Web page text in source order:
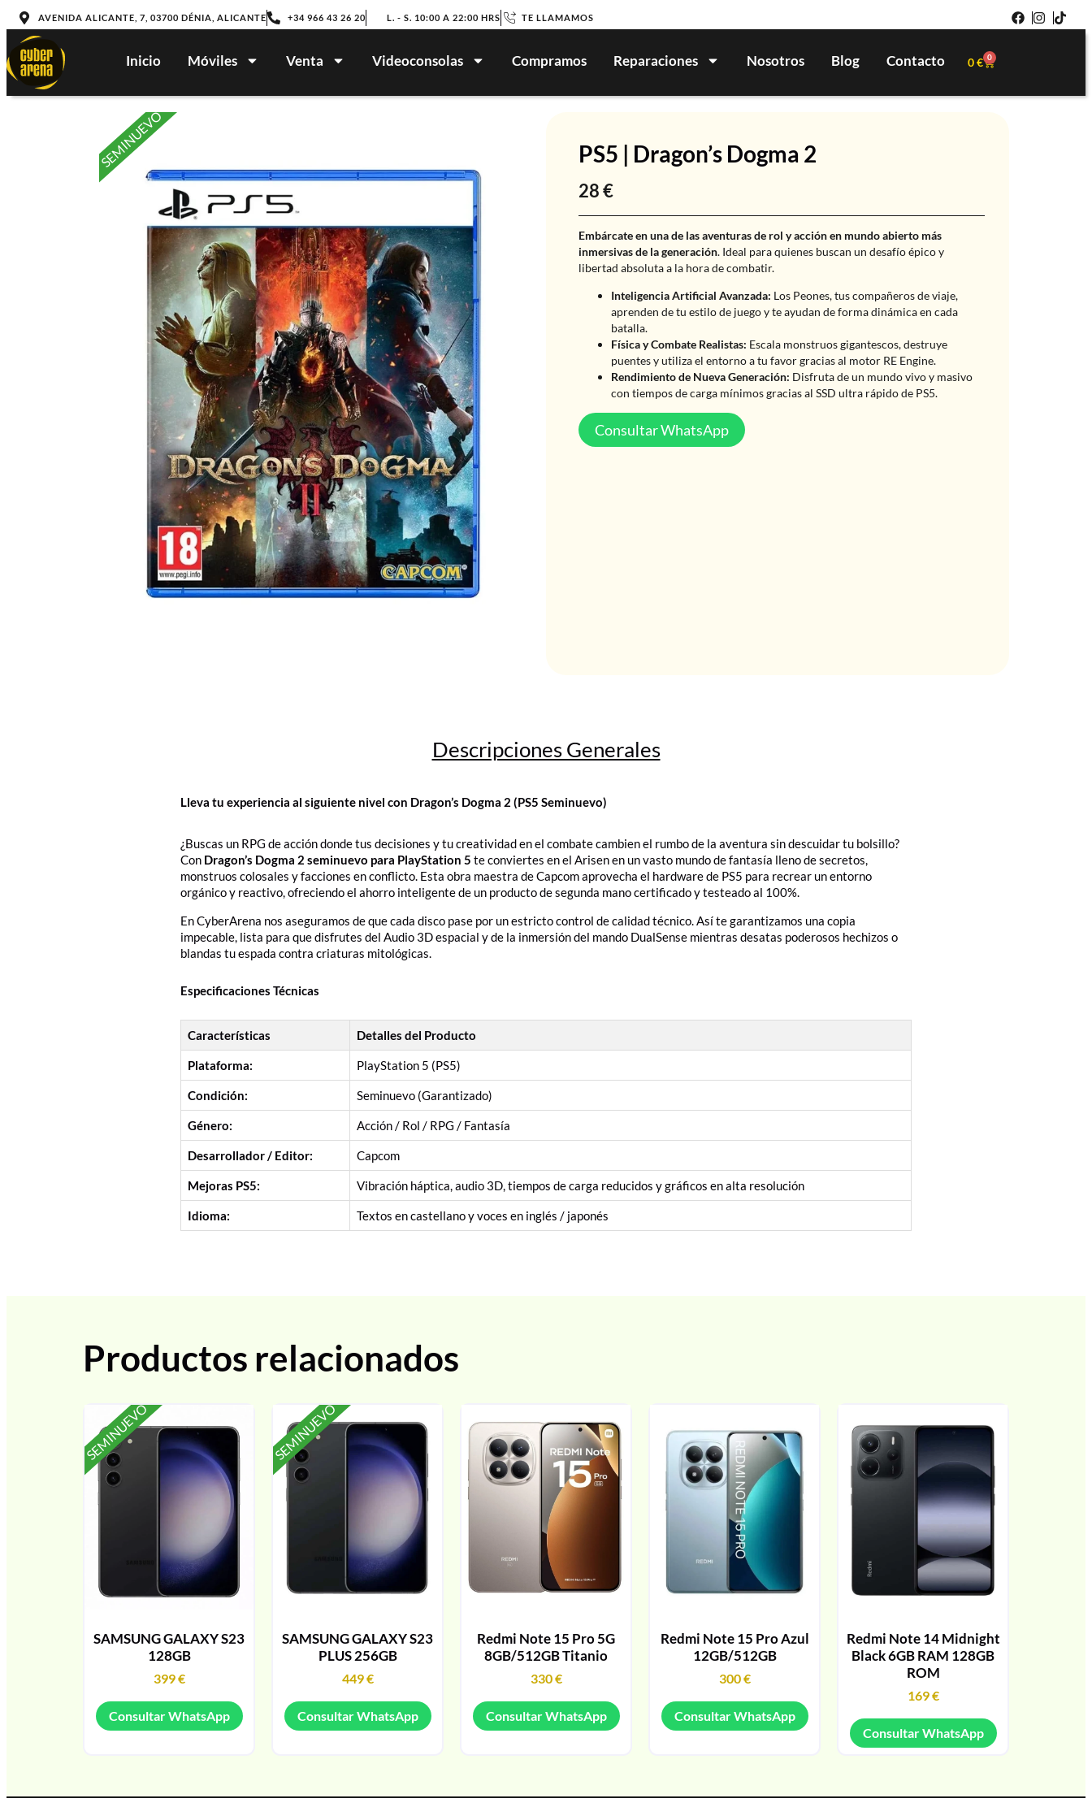
AVENIDA ALICANTE, 7, 03700 DÉNIA, ALICANTE +34 966 43 26 20 L. - S. 10:00 A 22:00 HRS TE LLAMAMOS
Inicio Móviles Venta Videoconsolas Compramos Reparaciones Nosotros Blog Contacto 0€ 0
SEMINUEVO PS5 | Dragon’s Dogma 2
28€
Embárcate en una de las aventuras de rol y acción en mundo abierto más
inmersivas de la generación. Ideal para quienes buscan un desafío épico y
libertad absoluta a la hora de combatir.
Inteligencia Artificial Avanzada: Los Peones, tus compañeros de viaje,
aprenden de tu estilo de juego y te ayudan de forma dinámica en cada
batalla.
Física y Combate Realistas: Escala monstruos gigantescos, destruye
puentes y utiliza el entorno a tu favor gracias al motor RE Engine.
Rendimiento de Nueva Generación: Disfruta de un mundo vivo y masivo
con tiempos de carga mínimos gracias al SSD ultra rápido de PS5.
Consultar WhatsApp
Descripciones Generales
Lleva tu experiencia al siguiente nivel con Dragon’s Dogma 2 (PS5 Seminuevo)
¿Buscas un RPG de acción donde tus decisiones y tu creatividad en el combate cambien el rumbo de la aventura sin descuidar tu bolsillo?
Con Dragon’s Dogma 2 seminuevo para PlayStation 5 te conviertes en el Arisen en un vasto mundo de fantasía lleno de secretos,
monstruos colosales y facciones en conflicto. Esta obra maestra de Capcom aprovecha el hardware de PS5 para recrear un entorno
orgánico y reactivo, ofreciendo el ahorro inteligente de un producto de segunda mano certificado y testeado al 100%.
En CyberArena nos aseguramos de que cada disco pase por un estricto control de calidad técnico. Así te garantizamos una copia
impecable, lista para que disfrutes del Audio 3D espacial y de la inmersión del mando DualSense mientras desatas poderosos hechizos o
blandas tu espada contra criaturas mitológicas.
Especificaciones Técnicas
Características Detalles del Producto
Plataforma: PlayStation 5 (PS5)
Condición: Seminuevo (Garantizado)
Género: Acción / Rol / RPG / Fantasía
Desarrollador / Editor: Capcom
Mejoras PS5: Vibración háptica, audio 3D, tiempos de carga reducidos y gráficos en alta resolución
Idioma: Textos en castellano y voces en inglés / japonés
Productos relacionados
SEMINUEVO
SAMSUNG GALAXY S23
128GB
399€
Consultar WhatsApp
SEMINUEVO
SAMSUNG GALAXY S23
PLUS 256GB
449€
Consultar WhatsApp
Redmi Note 15 Pro 5G
8GB/512GB Titanio
330€
Consultar WhatsApp
Redmi Note 15 Pro Azul
12GB/512GB
300€
Consultar WhatsApp
Redmi Note 14 Midnight
Black 6GB RAM 128GB
ROM
169€
Consultar WhatsApp